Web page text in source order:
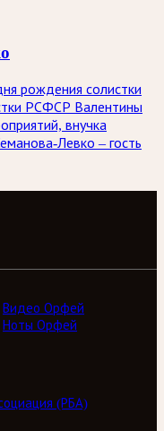
рождения солистки
РСФСР Валентины
внучка
Левко – гость
Видео Орфей
Ноты Орфей
(РБА)